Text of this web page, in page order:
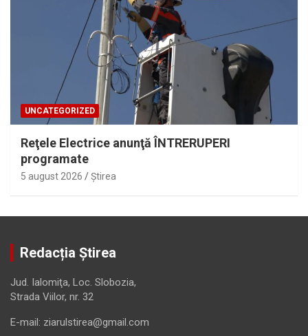
UNCATEGORIZED
Reţele Electrice anunţă ÎNTRERUPERI
programate
5 august 2026 Ştirea
Redacția Știrea
Jud. Ialomiţa, Loc. Slobozia,
Strada Viilor, nr. 32
E-mail: ziarulstirea@gmail.com